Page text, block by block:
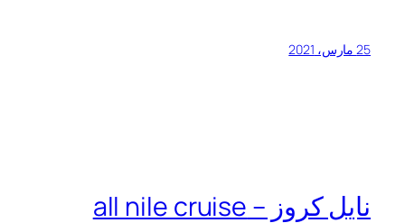
25 مارس، 2021
نايل كروز – all nile cruise